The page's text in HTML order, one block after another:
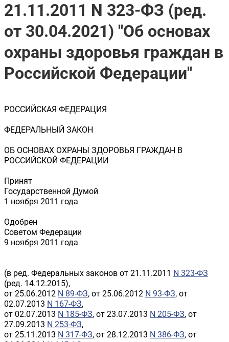
21.11.2011 N 323-ФЗ (ред.
от 30.04.2021) "Об основах
охраны здоровья граждан в
Российской Федерации"
РОССИЙСКАЯ ФЕДЕРАЦИЯ
ФЕДЕРАЛЬНЫЙ ЗАКОН
ОБ ОСНОВАХ ОХРАНЫ ЗДОРОВЬЯ ГРАЖДАН В
РОССИЙСКОЙ ФЕДЕРАЦИИ
Принят
Государственной Думой
1 ноября 2011 года
Одобрен
Советом Федерации
9 ноября 2011 года
(в ред. Федеральных законов от 21.11.2011 N 323-ФЗ
(ред. 14.12.2015),
от 25.06.2012 N 89-ФЗ, от 25.06.2012 N 93-ФЗ, от
02.07.2013 N 167-ФЗ,
от 02.07.2013 N 185-ФЗ, от 23.07.2013 N 205-ФЗ, от
27.09.2013 N 253-ФЗ,
от 25.11.2013 N 317-ФЗ, от 28.12.2013 N 386-ФЗ, от